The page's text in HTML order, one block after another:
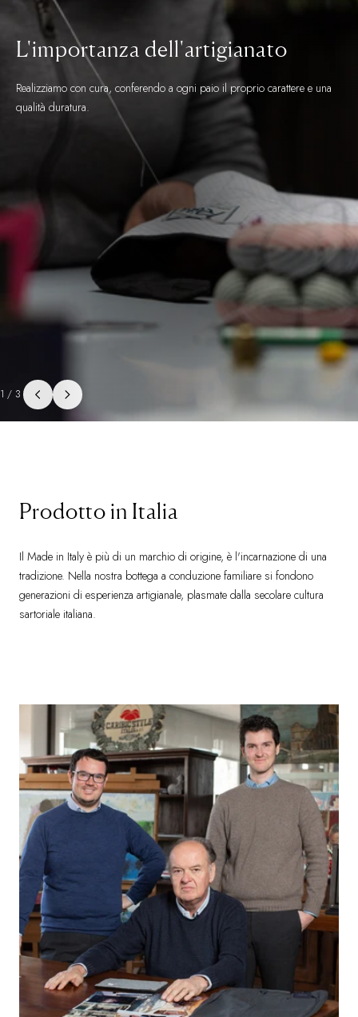
L'importanza dell'artigianato
Realizziamo con cura, conferendo a ogni paio il proprio carattere e una
qualità duratura.
1/3
Prodotto in Italia
Il Made in Italy è più di un marchio di origine, è l'incarnazione di una
tradizione. Nella nostra bottega a conduzione familiare si fondono
generazioni di esperienza artigianale, plasmate dalla secolare cultura
sartoriale italiana.